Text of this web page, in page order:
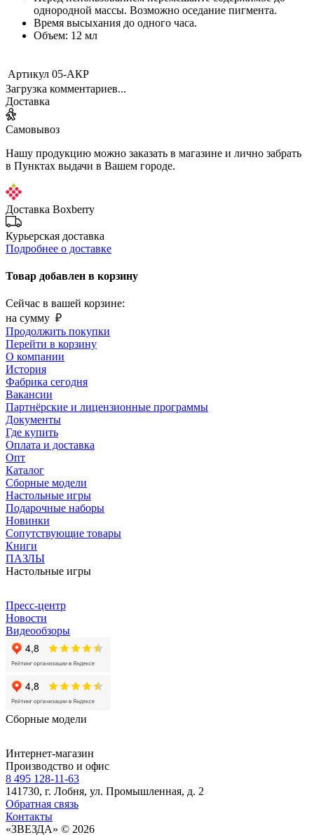
однородной массы. Возможно оседание пигмента.
Время высыхания до одного часа.
Объем: 12 мл
Артикул 05-АКР
Загрузка комментариев...
Доставка
Самовывоз
Нашу продукцию можно заказать в магазине и лично забрать
в Пунктах выдачи в Вашем городе.
Доставка Boxberry
Курьерская доставка
Подробнее о доставке
Товар добавлен в корзину
Сейчас в вашей корзине:
на сумму ₽
Продолжить покупки
Перейти в корзину
О компании
История
Фабрика сегодня
Вакансии
Партнёрские и лицензионные программы
Документы
Где купить
Оплата и доставка
Опт
Каталог
Сборные модели
Настольные игры
Подарочные наборы
Новинки
Сопутствующие товары
Книги
ПАЗЛЫ
Настольные игры
Пресс-центр
Новости
Видеообзоры
Сборные модели
Интернет-магазин
Производство и офис
8 495 128-11-63
141730, г. Лобня, ул. Промышленная, д. 2
Обратная связь
Контакты
«ЗВЕЗДА» © 2026